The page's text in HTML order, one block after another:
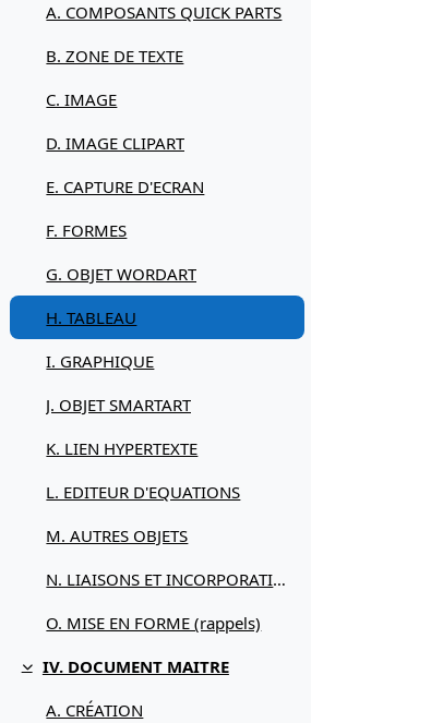
A. COMPOSANTS QUICK PARTS
B. ZONE DE TEXTE
C. IMAGE
D. IMAGE CLIPART
E. CAPTURE D'ECRAN
F. FORMES
G. OBJET WORDART
H. TABLEAU
I. GRAPHIQUE
J. OBJET SMARTART
K. LIEN HYPERTEXTE
L. EDITEUR D'EQUATIONS
M. AUTRES OBJETS
N. LIAISONS ET INCORPORATIONS
O. MISE EN FORME (rappels)
Replier
IV. DOCUMENT MAITRE
A. CRÉATION